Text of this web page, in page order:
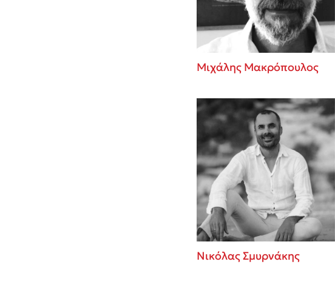
Μιχάλης Μακρόπουλος
Νικόλας Σμυρνάκης